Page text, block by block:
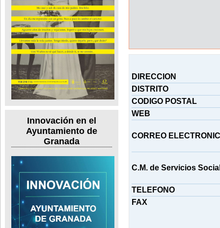
Innovación en el
Ayuntamiento de
Granada
DIRECCION
DISTRITO
CODIGO POSTAL
WEB
CORREO
C.M. de Servicios
TELEFONO
FAX